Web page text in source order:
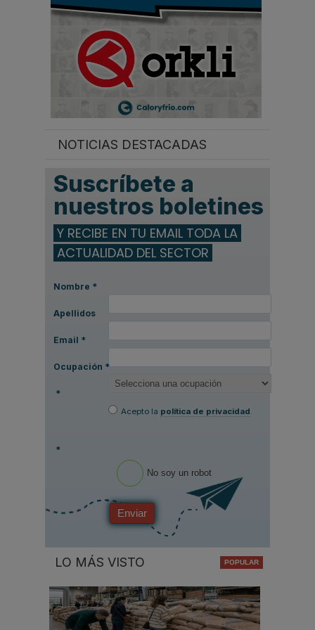
NOTICIAS DESTACADAS
Suscríbete a
nuestros boletines
Y RECIBE EN TU EMAIL TODA LA
ACTUALIDAD DEL SECTOR
Nombre *
Apellidos
Email *
Ocupación *
*
Acepto la política de privacidad.
*
No soy un robot
Enviar
LO MÁS VISTO